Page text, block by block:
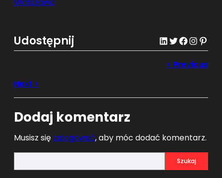
Warszawa
Udostępnij LinkedIn Twitter Facebook Instagram Pinterest
Dodaj komentarz
Musisz się zalogować, aby móc dodać komentarz.
e
Szukaj